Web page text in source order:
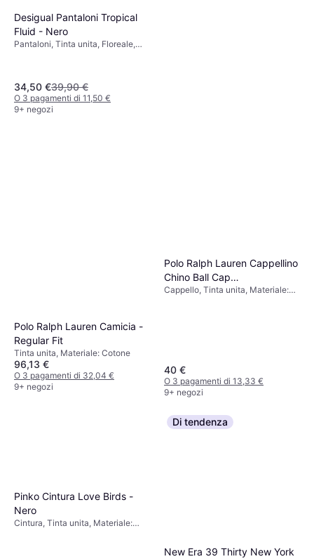
Desigual Pantaloni Tropical
Fluid - Nero
Pantaloni, Tinta unita, Floreale,
34,50 €39,90 €
O 3 pagamenti di 11,50 €
9+ negozi
Polo Ralph Lauren Camicia -
Regular Fit
Tinta unita, Materiale: Cotone
96,13 €
O 3 pagamenti di 32,04 €
9+ negozi
Polo Ralph Lauren Cappellino
Chino Ball Cap
710548524012 - Nero
Cappello, Tinta unita, Materiale:
40 €
O 3 pagamenti di 13,33 €
9+ negozi
Pinko Cintura Love Birds -
Nero
Cintura, Tinta unita, Materiale:
Di tendenza
New Era 39 Thirty New York